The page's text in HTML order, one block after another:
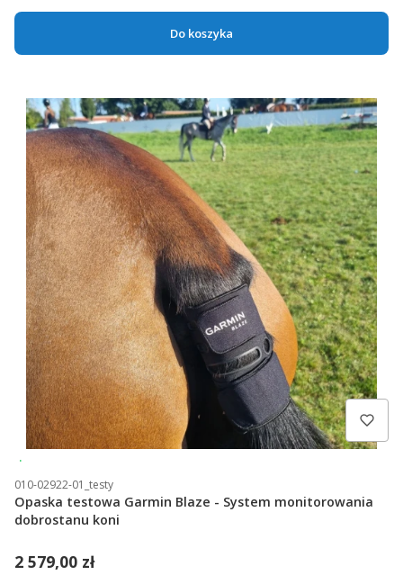
Do koszyka
010-02922-01_testy
Opaska testowa Garmin Blaze - System monitorowania
dobrostanu koni
2 579,00 zł